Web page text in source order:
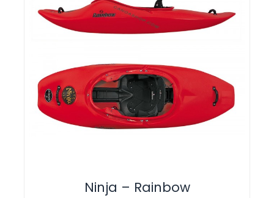
Ninja – Rainbow